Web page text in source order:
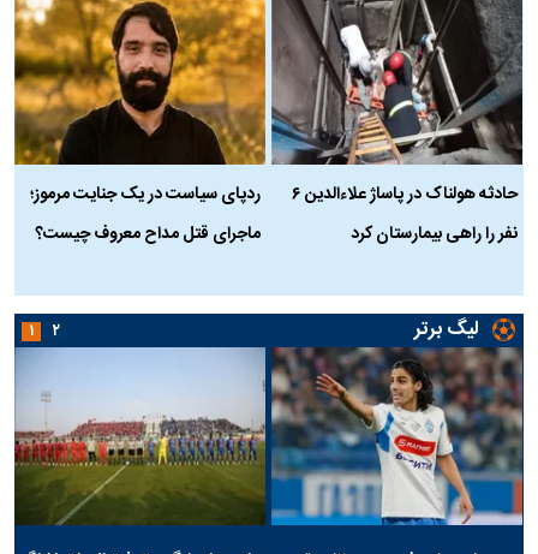
حادثه هولناک در پاساژ علاءالدین ۶
نفر را راهی بیمارستان کرد
ردپای سیاست در یک جنایت مرموز؛
ماجرای قتل مداح معروف چیست؟
لیگ برتر ۱ ۲